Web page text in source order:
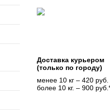
Доставка курьером
(только по городу)
менее 10 кг – 420 руб.
более 10 кг. – 900